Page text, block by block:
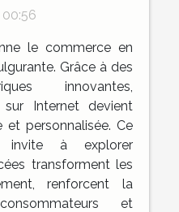
le commerce en
Grâce à des
innovantes,
sur Internet devient
et personnalisée. Ce
invite à explorer
transforment les
renforcent la
et